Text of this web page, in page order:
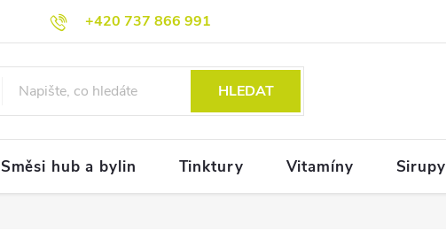
+420 737 866 991
HLEDAT
Směsi hub a bylin Tinktury Vitamíny Sirupy